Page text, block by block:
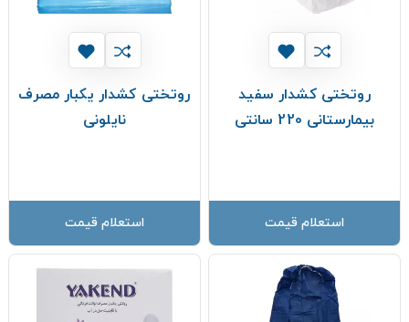
روتختی کشدار سفید
بیمارستانی 220 سانتی
استعلام قیمت
روتختی کشدار یکبار مصرف
نایلونی
استعلام قیمت